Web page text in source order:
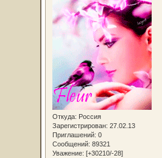
Откуда: Россия
Зарегистрирован: 27.02.13
Приглашений: 0
Сообщений: 89321
Уважение: [+30210/-28]